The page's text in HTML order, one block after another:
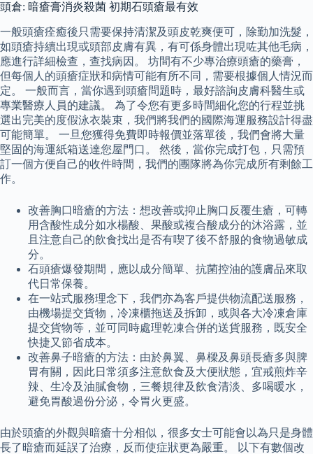
頭倉: 暗瘡膏消炎殺菌 初期石頭瘡最有效
一般頭瘡痊癒後只需要保持清潔及頭皮乾爽便可，除勤加洗髮，
如頭瘡持續出現或頭部皮膚有異，有可係身體出現咗其他毛病，
應進行詳細檢查，查找病因。 坊間有不少專治療頭瘡的藥膏，
但每個人的頭瘡症狀和病情可能有所不同，需要根據個人情況而
定。 一般而言，當你遇到頭瘡問題時，最好諮詢皮膚科醫生或
專業醫療人員的建議。 為了令您有更多時間細化您的行程並挑
選出完美的度假泳衣裝束，我們將我們的國際海運服務設計得盡
可能簡單。 一旦您獲得免費即時報價並落單後，我們會將大量
堅固的海運紙箱送達您屋門口。 然後，當你完成打包，只需預
訂一個方便自己的收件時間，我們的團隊將為你完成所有剩餘工
作。
改善胸口暗瘡的方法：想改善或抑止胸口反覆生瘡，可轉
用含酸性成分如水楊酸、果酸或複合酸成分的沐浴露，並
且注意自己的飲食找出是否有喫了後不舒服的食物過敏成
分。
石頭瘡爆發期間，應以成分簡單、抗菌控油的護膚品來取
代日常保養。
在一站式服務理念下，我們亦為客戶提供物流配送服務，
由機場提交貨物，冷凍櫃拖送及拆卸，或與各大冷凍倉庫
提交貨物等，並可同時處理乾凍合併的送貨服務，既安全
快捷又節省成本。
改善鼻子暗瘡的方法：由於鼻翼、鼻樑及鼻頭長瘡多與脾
胃有關，因此日常須多注意飲食及大便狀態，宜戒煎炸辛
辣、生冷及油膩食物，三餐規律及飲食清淡、多喝暖水，
避免胃酸過份分泌，令胃火更盛。
由於頭瘡的外觀與暗瘡十分相似，很多女士可能會以為只是身體
長了暗瘡而延誤了治療，反而使症狀更為嚴重。 以下有數個改